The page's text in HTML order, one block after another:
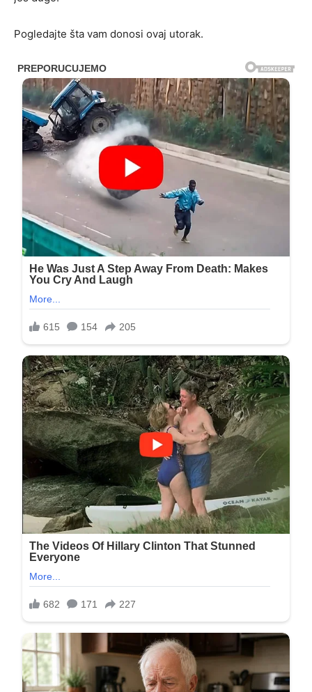
Pogledajte šta vam donosi ovaj utorak.